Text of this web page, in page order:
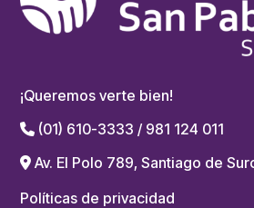
¡Queremos verte bien!
(01) 610-3333 / 981 124 011
Av. El Polo 789, Santiago de
Políticas de privacidad